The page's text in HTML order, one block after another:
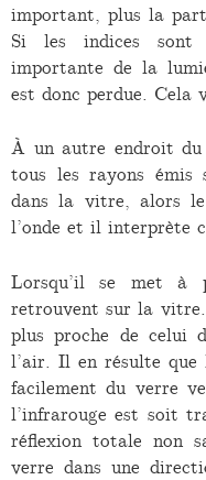
important, plus la part
Si les indices
importante de la
est donc perdue. Cela
À un autre endroit
tous les rayons émis
dans la vitre, alors
l’onde et il interprète
Lorsqu’il se met à
retrouvent sur la
plus proche de celui
l’air. Il en résulte que
facilement du verre
l’infrarouge est soit
réflexion totale non
verre dans une